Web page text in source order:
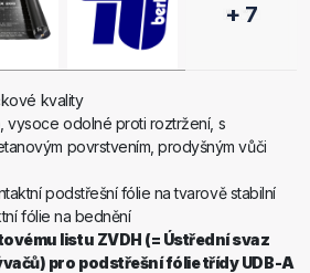
+ 7
kvality
vysoce odolné proti roztržení, s
povrstvením, prodyšným vůči
podstřešní fólie na tvarově stabilní
fólie na bednění
listu ZVDH (= Ústřední svaz
pro podstřešní fólie třídy UDB-A